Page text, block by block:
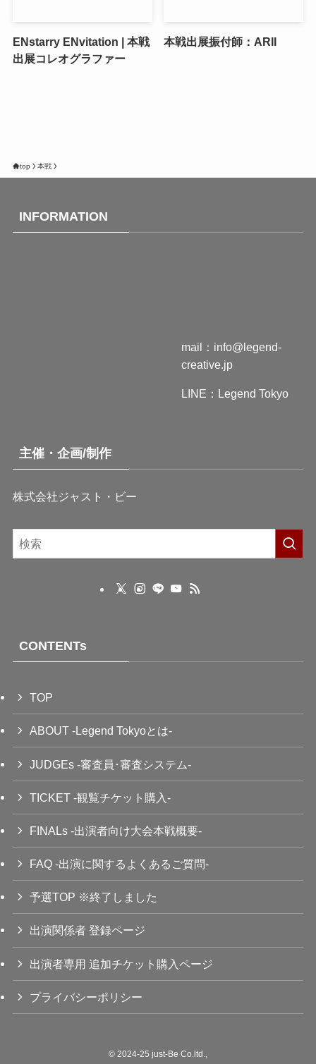
ENstarry ENvitation | 本戦
出展コレオグラファー
本戦出展振付師：ARII
top 本戦
INFORMATION
mail： info@legend-
creative.jp
LINE： Legend Tokyo
主催・企画/制作
株式会社ジャスト・ビー
CONTENTs
TOP
ABOUT -Legend Tokyoとは-
JUDGEs -審査員･審査システム-
TICKET -観覧チケット購入-
FINALs -出演者向け大会本戦概要-
FAQ -出演に関するよくあるご質問-
予選TOP ※終了しました
出演関係者 登録ページ
出演者専用 追加チケット購入ページ
プライバシーポリシー
© 2024-25 just-Be Co.ltd.,